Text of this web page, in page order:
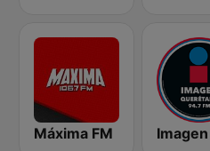
Máxima FM